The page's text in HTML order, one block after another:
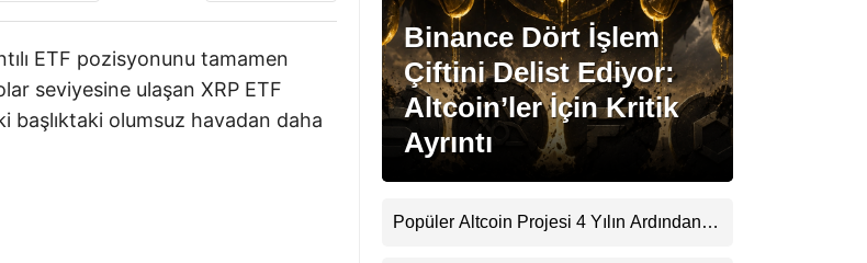
Instagram
Youtube
TikTok
ETF pozisyonunu tamamen
seviyesine ulaşan XRP ETF
başlıktaki olumsuz havadan daha
Binance Dört İşlem
Çiftini Delist Ediyor:
Altcoin’ler İçin Kritik
Ayrıntı
Popüler Altcoin Projesi 4 Yılın Ardından